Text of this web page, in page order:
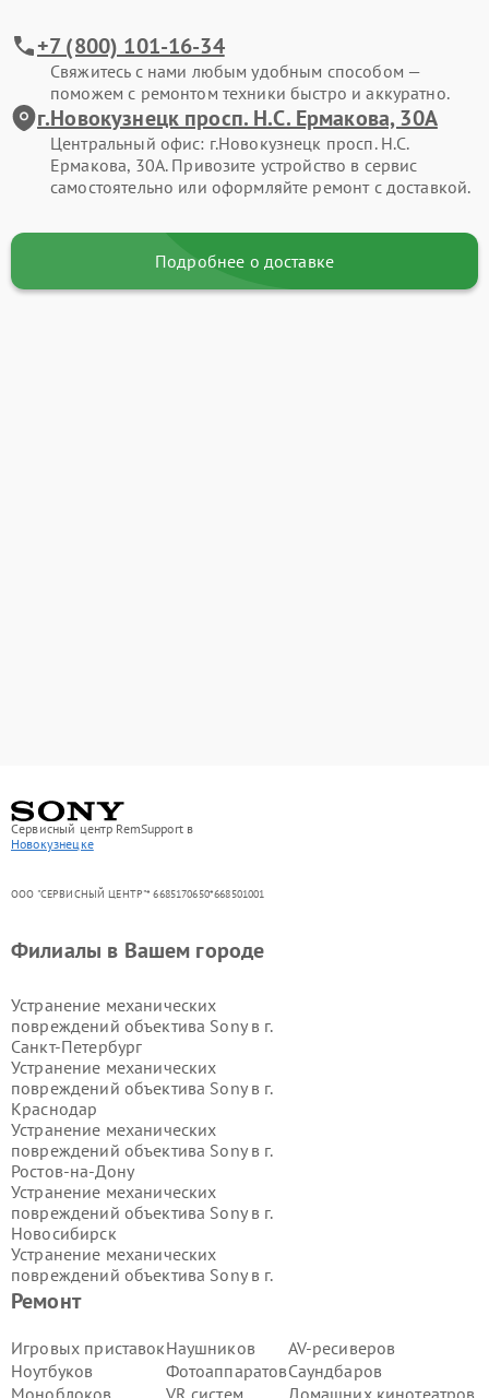
+7 (800) 101-16-34
Свяжитесь с нами любым удобным способом —
поможем с ремонтом техники быстро и аккуратно.
г.Новокузнецк просп. Н.С. Ермакова, 30А
Центральный офис: г.Новокузнецк просп. Н.С.
Ермакова, 30А. Привозите устройство в сервис
самостоятельно или оформляйте ремонт с доставкой.
Подробнее о доставке
Сервисный центр RemSupport в
Новокузнецке
ООО "СЕРВИСНЫЙ ЦЕНТР"* 6685170650*668501001
Ремонт
Игровых приставок
Ноутбуков
Моноблоков
Наушников
Фотоаппаратов
VR систем
AV-ресиверов
Саундбаров
Домашних кинотеатров
Филиалы в Вашем городе
Устранение механических
повреждений объектива Sony в г.
Санкт-Петербург
Устранение механических
повреждений объектива Sony в г.
Краснодар
Устранение механических
повреждений объектива Sony в г.
Ростов-на-Дону
Устранение механических
повреждений объектива Sony в г.
Новосибирск
Устранение механических
повреждений объектива Sony в г.
Екатеринбург
Устранение механических
Казань
Устранение механических